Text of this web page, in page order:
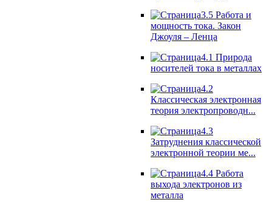
3.5 Работа и
мощность тока. Закон
Джоуля – Ленца
4.1 Природа
носителей тока в металлах
4.2
Классическая электронная
теория электропроводн...
4.3
Затруднения классической
электронной теории ме...
4.4 Работа
выхода электронов из
металла